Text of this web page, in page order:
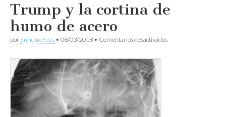
Trump y la cortina de
humo de acero
por Enrique Feás • 08/03/2018 • Comentarios desactivadosen